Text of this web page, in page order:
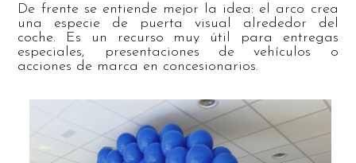
De frente se entiende mejor la idea: el arco crea
una especie de puerta visual alrededor del
coche. Es un recurso muy útil para entregas
especiales, presentaciones de vehículos o
acciones de marca en concesionarios.